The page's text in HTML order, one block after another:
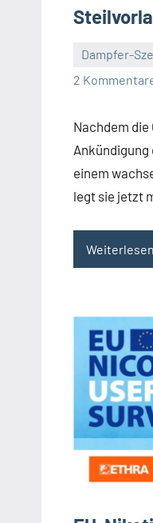
Dampfer-
2
Nachdem die
einem
legt sie jetzt
Weiterlesen